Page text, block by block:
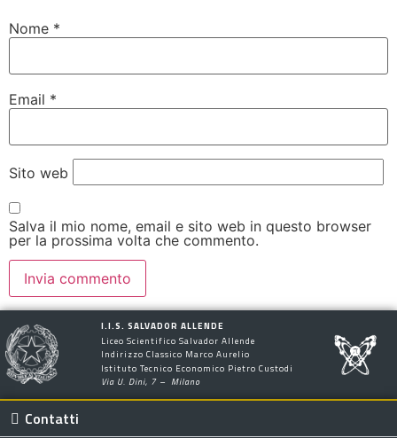
Nome *
Email *
Sito web
Salva il mio nome, email e sito web in questo browser
per la prossima volta che commento.
I.I.S. SALVADOR ALLENDE
Liceo Scientifico Salvador Allende
Indirizzo Classico Marco Aurelio
Istituto Tecnico Economico Pietro Custodi
Via U. Dini, 7 – Milano
Contatti